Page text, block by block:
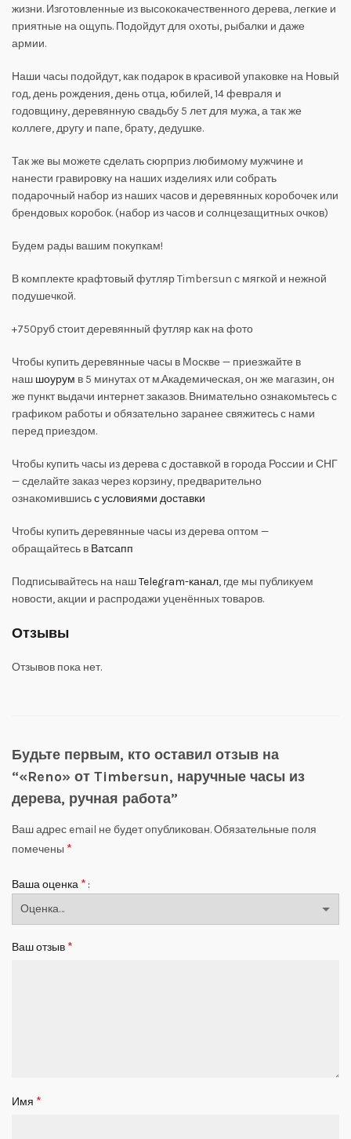
жизни. Изготовленные из высококачественного дерева, легкие и
приятные на ощупь. Подойдут для охоты, рыбалки и даже
армии.
Наши часы подойдут, как подарок в красивой упаковке на Новый
год, день рождения, день отца, юбилей, 14 февраля и
годовщину, деревянную свадьбу 5 лет для мужа, а так же
коллеге, другу и папе, брату, дедушке.
Так же вы можете сделать сюрприз любимому мужчине и
нанести гравировку на наших изделиях или собрать
подарочный набор из наших часов и деревянных коробочек или
брендовых коробок. (набор из часов и солнцезащитных очков)
Будем рады вашим покупкам!
В комплекте крафтовый футляр Timbersun с мягкой и нежной
подушечкой.
+750руб стоит деревянный футляр как на фото
Чтобы купить деревянные часы в Москве — приезжайте в
наш шоурум в 5 минутах от м.Академическая, он же магазин, он
же пункт выдачи интернет заказов. Внимательно ознакомьтесь с
графиком работы и обязательно заранее свяжитесь с нами
перед приездом.
Чтобы купить часы из дерева с доставкой в города России и СНГ
— сделайте заказ через корзину, предварительно
ознакомившисьс условиями доставки
Чтобы купить деревянные часы из дерева оптом —
обращайтесь в Ватсапп
Подписывайтесь на нашTelegram-канал, где мы публикуем
новости, акции и распродажи уценённых товаров.
Отзывы
Отзывов пока нет.
Будьте первым, кто оставил отзыв на
“«Reno» от Timbersun, наручные часы из
дерева, ручная работа”
Ваш адрес email не будет опубликован.Обязательные поля
помечены *
Ваша оценка *
Ваш отзыв *
Имя *